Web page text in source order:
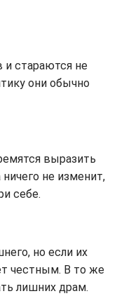
и стараются не
они обычно
выразить
ничего не изменит,
себе.
но если их
честным. В то же
лишних драм.